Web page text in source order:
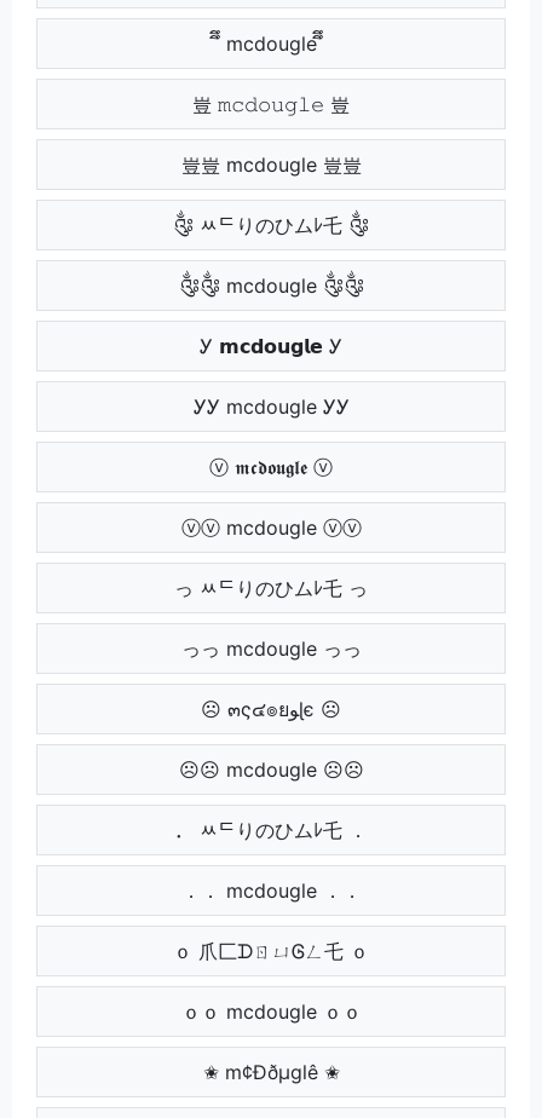
ึึ mcdougle ึึ
豈 𝚖𝚌𝚍𝚘𝚞𝚐𝚕𝚎 豈
豈豈 mcdougle 豈豈
༂ ﾶᄃりのひムﾚ乇 ༂
༂༂ mcdougle ༂༂
Ꭹ 𝗺𝗰𝗱𝗼𝘂𝗴𝗹𝗲 Ꭹ
ᎩᎩ mcdougle ᎩᎩ
ⓥ 𝖒𝖈𝖉𝖔𝖚𝖌𝖑𝖊 ⓥ
ⓥⓥ mcdougle ⓥⓥ
っ ﾶᄃりのひムﾚ乇 っ
っっ mcdougle っっ
☹ ๓ς๔๏ยﻮɭє ☹
☹☹ mcdougle ☹☹
． ﾶᄃりのひムﾚ乇 ．
．． mcdougle ．．
ｏ 爪匚ᗪㄖㄩᎶㄥ乇 ｏ
ｏｏ mcdougle ｏｏ
✬ m¢Ððµglê ✬